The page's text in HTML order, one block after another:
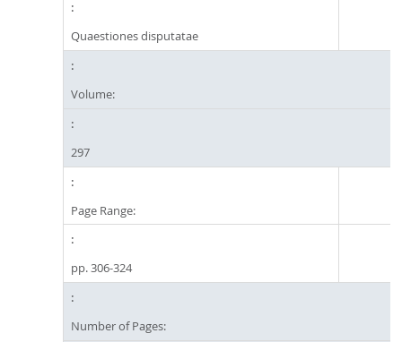
Quaestiones disputatae
Volume:
297
Page Range:
pp. 306-324
Number of Pages: